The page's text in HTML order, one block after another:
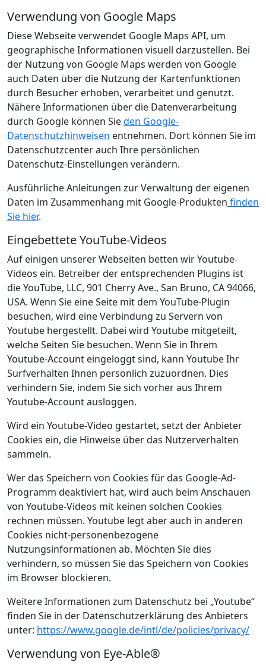
Verwendung von Google Maps
Diese Webseite verwendet Google Maps API, um
geographische Informationen visuell darzustellen. Bei
der Nutzung von Google Maps werden von Google
auch Daten über die Nutzung der Kartenfunktionen
durch Besucher erhoben, verarbeitet und genutzt.
Nähere Informationen über die Datenverarbeitung
durch Google können Sieden Google-
Datenschutzhinweisen entnehmen. Dort können Sie im
Datenschutzcenter auch Ihre persönlichen
Datenschutz-Einstellungen verändern.
Ausführliche Anleitungen zur Verwaltung der eigenen
Daten im Zusammenhang mit Google-Produkten finden
Sie hier.
Eingebettete YouTube-Videos
Auf einigen unserer Webseiten betten wir Youtube-
Videos ein. Betreiber der entsprechenden Plugins ist
die YouTube, LLC, 901 Cherry Ave., San Bruno, CA 94066,
USA. Wenn Sie eine Seite mit dem YouTube-Plugin
besuchen, wird eine Verbindung zu Servern von
Youtube hergestellt. Dabei wird Youtube mitgeteilt,
welche Seiten Sie besuchen. Wenn Sie in Ihrem
Youtube-Account eingeloggt sind, kann Youtube Ihr
Surfverhalten Ihnen persönlich zuzuordnen. Dies
verhindern Sie, indem Sie sich vorher aus Ihrem
Youtube-Account ausloggen.
Wird ein Youtube-Video gestartet, setzt der Anbieter
Cookies ein, die Hinweise über das Nutzerverhalten
sammeln.
Wer das Speichern von Cookies für das Google-Ad-
Programm deaktiviert hat, wird auch beim Anschauen
von Youtube-Videos mit keinen solchen Cookies
rechnen müssen. Youtube legt aber auch in anderen
Cookies nicht-personenbezogene
Nutzungsinformationen ab. Möchten Sie dies
verhindern, so müssen Sie das Speichern von Cookies
im Browser blockieren.
Weitere Informationen zum Datenschutz bei „Youtube“
finden Sie in der Datenschutzerklärung des Anbieters
unter: https://www.google.de/intl/de/policies/privacy/
Verwendung von Eye-Able®